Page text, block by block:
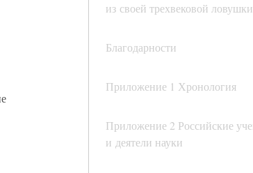
из своей трехвековой ловушки
Благодарности
Приложение 1 Хронология
Приложение 2 Российские
и деятели науки